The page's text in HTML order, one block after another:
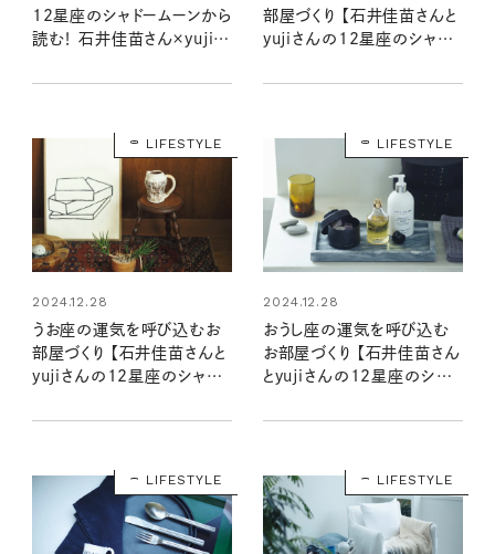
12星座のシャドームーンから
読む！ 石井佳苗さん×yujiさ
ア
部屋づくり 【石井佳苗さんと
yujiさんの12星座のシャド
LIFESTYLE
2024.12.28
うお座の運気を呼び込むお
部屋づくり 【石井佳苗さんと
yujiさんの12星座のシャド
LIFESTYLE
2024.12.28
おうし座の運気を呼び込む
お部屋づくり 【石井佳苗さん
とyujiさんの12星座のシャド
LIFESTYLE LIFESTYLE